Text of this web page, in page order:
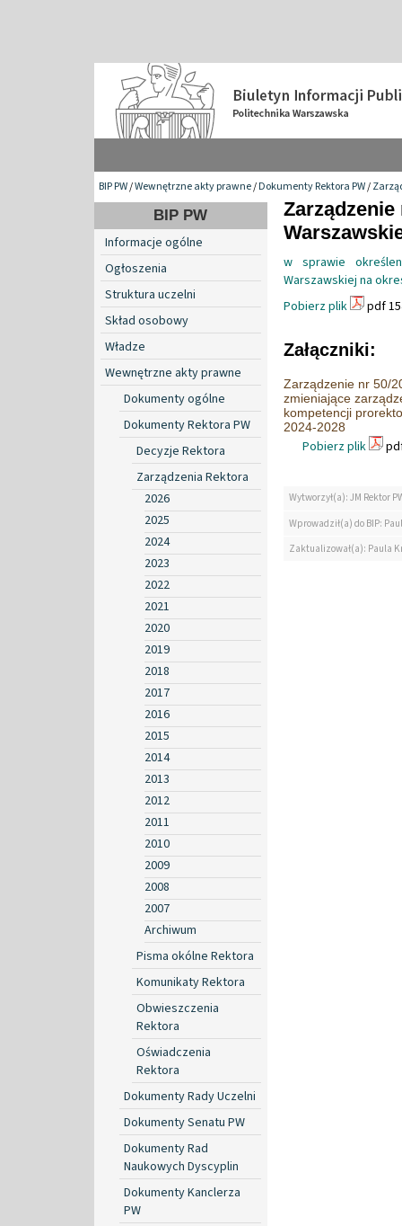
BIP PW/Wewnętrzne akty prawne/Dokumenty Rektora PW/
BIP PW
Informacje ogólne
Ogłoszenia
Struktura uczelni
Skład osobowy
Władze
Wewnętrzne akty prawne
Dokumenty ogólne
Dokumenty Rektora PW
Decyzje Rektora
Zarządzenia Rektora
2026
2025
2024
2023
2022
2021
2020
2019
2018
2017
2016
2015
2014
2013
2012
2011
2010
2009
2008
2007
Archiwum
Pisma okólne Rektora
Komunikaty Rektora
Obwieszczenia
Rektora
Oświadczenia
Rektora
Dokumenty Rady Uczelni
Dokumenty Senatu PW
Dokumenty Rad
Naukowych Dyscyplin
Dokumenty Kanclerza
PW
w sprawie
Warszawskiej na
Pobierz plik
pdf
Załączniki:
Zarządzenie nr 50/
zmieniające
kompetencji
2024-2028
Pobierz plik
Wytworzył(a): JM Rektor
Wprowadził(a) do BIP:
Zaktualizował(a): Paula